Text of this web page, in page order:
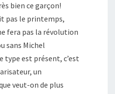
bien ce garçon!
pas le printemps,
fera pas la révolution
sans Michel
type est présent, c’est
un
veut-on de plus